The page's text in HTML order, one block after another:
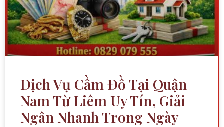
Dịch Vụ Cầm Đồ Tại Quận
Nam Từ Liêm Uy Tín, Giải
Ngân Nhanh Trong Ngày